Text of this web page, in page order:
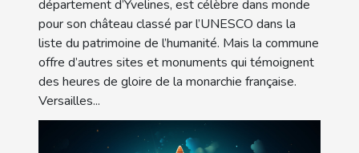
département d’Yvelines, est célèbre dans monde
pour son château classé par l’UNESCO dans la
liste du patrimoine de l’humanité. Mais la commune
offre d’autres sites et monuments qui témoignent
des heures de gloire de la monarchie française.
Versailles...